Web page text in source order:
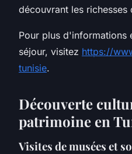
découvrant les richesses
Pour plus d'informations
séjour, visitez https://
tunisie.
Découverte
patrimoine en
Visites de musées et